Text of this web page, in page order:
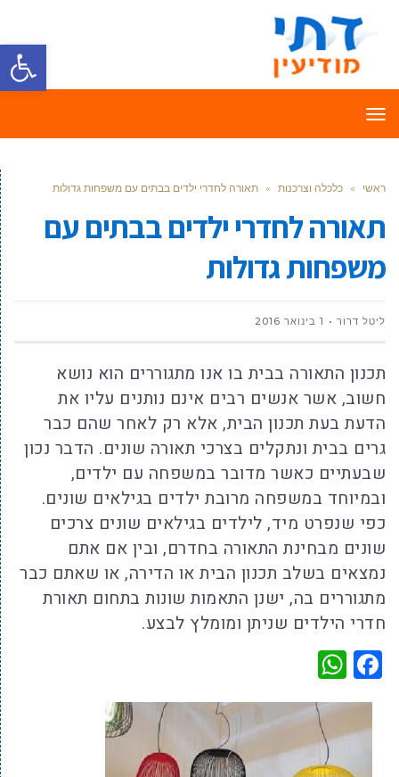
פתח
תפריט
ראשי » כלכלה וצרכנות » תאורה לחדרי ילדים בבתים עם משפחות גדולות
תאורה לחדרי ילדים בבתים עם
משפחות גדולות
ליטל דרור 1 בינואר 2016
תכנון התאורה בבית בו אנו מתגוררים הוא נושא
חשוב, אשר אנשים רבים אינם נותנים עליו את
הדעת בעת תכנון הבית, אלא רק לאחר שהם כבר
גרים בבית ונתקלים בצרכי תאורה שונים. הדבר נכון
שבעתיים כאשר מדובר במשפחה עם ילדים,
ובמיוחד במשפחה מרובת ילדים בגילאים שונים.
כפי שנפרט מיד, לילדים בגילאים שונים צרכים
שונים מבחינת התאורה בחדרם, ובין אם אתם
נמצאים בשלב תכנון הבית או הדירה, או שאתם כבר
מתגוררים בה, ישנן התאמות שונות בתחום תאורת
חדרי הילדים שניתן ומומלץ לבצע.
Facebook